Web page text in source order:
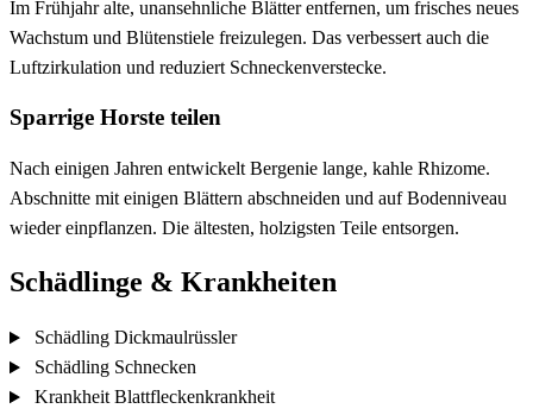
Im Frühjahr alte, unansehnliche Blätter entfernen, um frisches neues
Wachstum und Blütenstiele freizulegen. Das verbessert auch die
Luftzirkulation und reduziert Schneckenverstecke.
Sparrige Horste teilen
Nach einigen Jahren entwickelt Bergenie lange, kahle Rhizome.
Abschnitte mit einigen Blättern abschneiden und auf Bodenniveau
wieder einpflanzen. Die ältesten, holzigsten Teile entsorgen.
Schädlinge & Krankheiten
Schädling Dickmaulrüssler
Schädling Schnecken
Krankheit Blattfleckenkrankheit